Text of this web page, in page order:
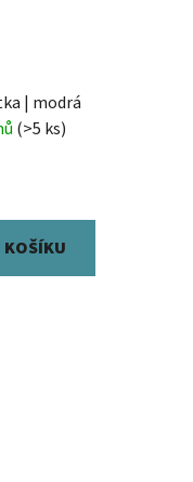
| modrá
(>5 ks)
KOŠÍKU